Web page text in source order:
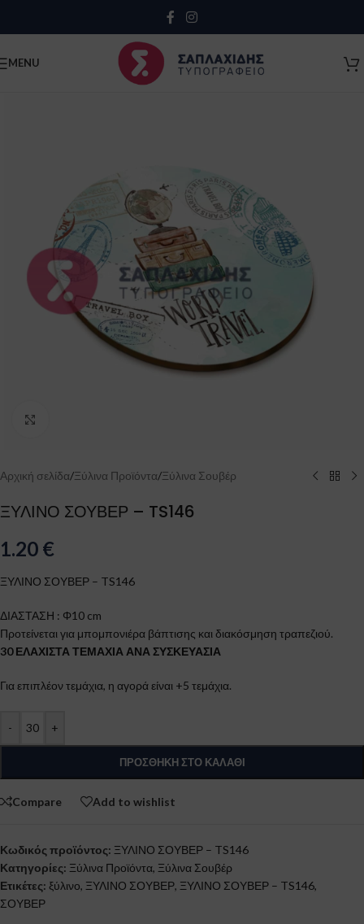
Κλείσιμο
MENU
Αρχική σελίδα/Ξύλινα Προϊόντα/Ξύλινα Σουβέρ
ΞΥΛΙΝΟ ΣΟΥΒΕΡ – TS146
1.20 €
ΞΥΛΙΝΟ ΣΟΥΒΕΡ – TS146
ΔΙΑΣΤΑΣΗ : Φ10 cm
Προτείνεται για μπομπονιέρα βάπτισης και διακόσμηση τραπεζιού.
30 ΕΛΑΧΙΣΤΑ ΤΕΜΑΧΙΑ ΑΝΑ ΣΥΣΚΕΥΑΣΙΑ
Για επιπλέον τεμάχια, η αγορά είναι +5 τεμάχια.
- +
ΠΡΟΣΘΉΚΗ ΣΤΟ ΚΑΛΆΘΙ
Compare Add to wishlist
Κωδικός προϊόντος: ΞΥΛΙΝΟ ΣΟΥΒΕΡ – TS146
Κατηγορίες: Ξύλινα Προϊόντα, Ξύλινα Σουβέρ
Ετικέτες: ξύλινο, ΞΥΛΙΝΟ ΣΟΥΒΕΡ, ΞΥΛΙΝΟ ΣΟΥΒΕΡ – TS146,
ΣΟΥΒΕΡ